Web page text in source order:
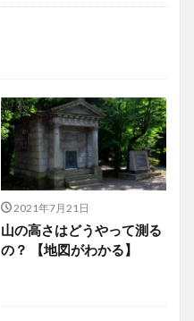
2021年7月21日
山の高さはどうやって測る
の？ 【地図がわかる】